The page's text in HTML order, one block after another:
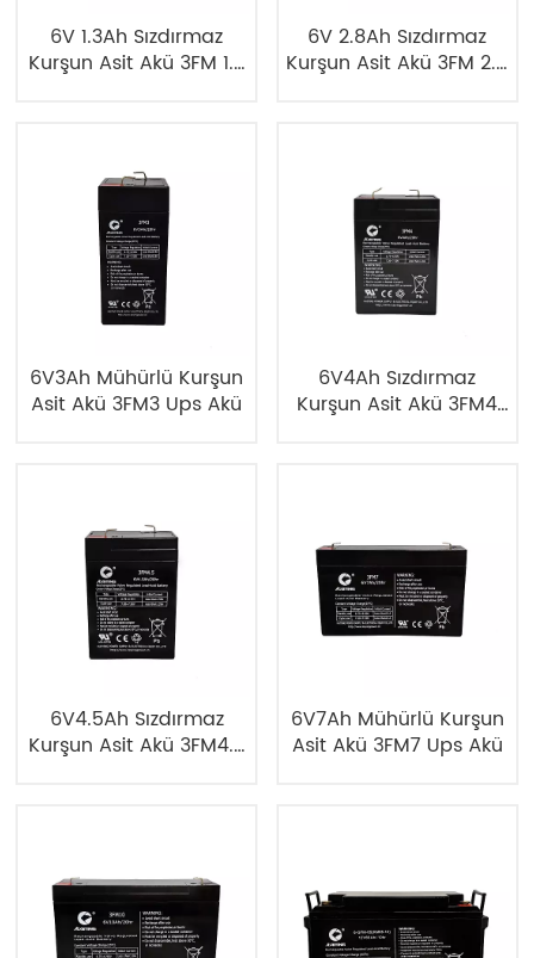
6V 1.3Ah Sızdırmaz
Kurşun Asit Akü 3FM 1.3
6V 2.8Ah Sızdırmaz
Kurşun Asit Akü 3FM 2.8
6V3Ah Mühürlü Kurşun
Asit Akü 3FM3 Ups Akü
6V4Ah Sızdırmaz
Kurşun Asit Akü 3FM4
6V4.5Ah Sızdırmaz
Kurşun Asit Akü 3FM4.5
6V7Ah Mühürlü Kurşun
Asit Akü 3FM7 Ups Akü